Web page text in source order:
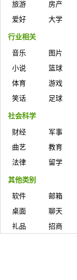
旅游
房产
爱好
大学
行业相关
音乐 图片
小说
篮球
体育
游戏
笑话
足球
社会科学
财经 军事
曲艺
教育
法律
留学
其他类别
软件 邮箱
桌面
聊天
礼品
招商